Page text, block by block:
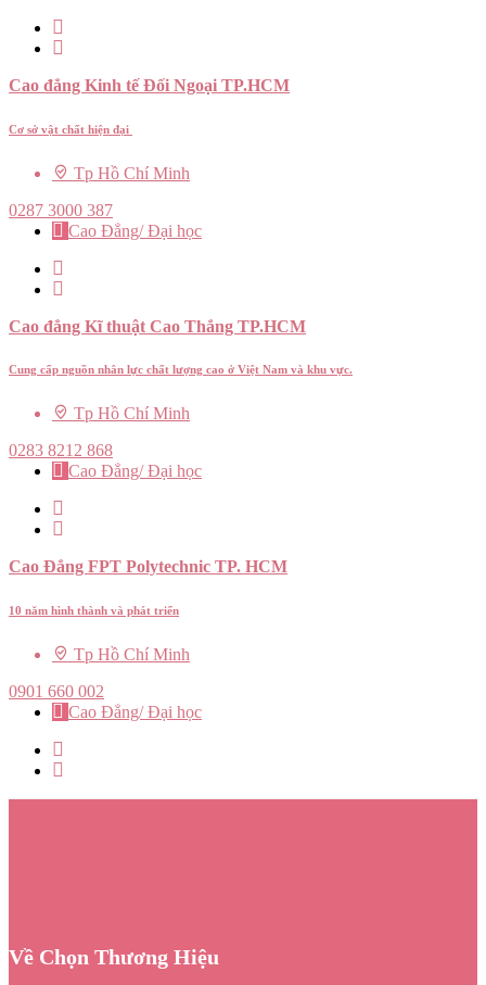
Cao đẳng Kinh tế Đối Ngoại TP.HCM
Cơ sở vật chất hiện đại
Tp Hồ Chí Minh
0287 3000 387
Cao Đẳng/ Đại học
Cao đẳng Kĩ thuật Cao Thắng TP.HCM
Cung cấp nguồn nhân lực chất lượng cao ở Việt Nam và khu vực.
Tp Hồ Chí Minh
0283 8212 868
Cao Đẳng/ Đại học
Cao Đẳng FPT Polytechnic TP. HCM
10 năm hình thành và phát triển
Tp Hồ Chí Minh
0901 660 002
Cao Đẳng/ Đại học
Về Chọn Thương Hiệu